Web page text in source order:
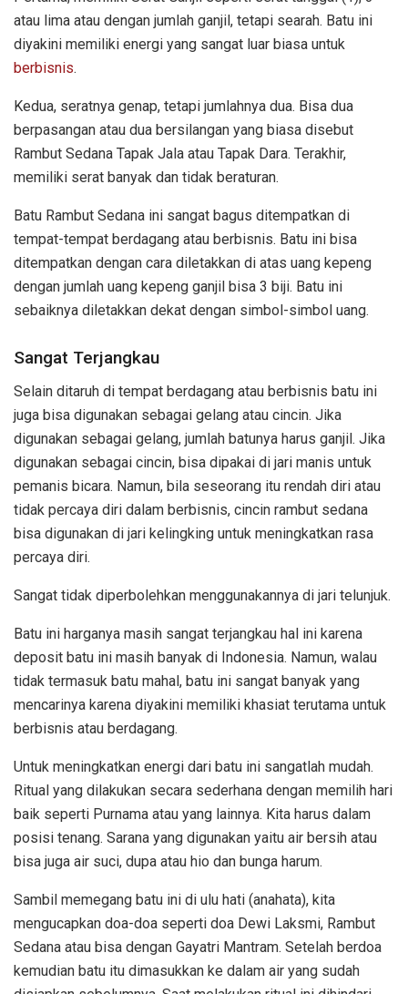
atau lima atau dengan jumlah ganjil, tetapi searah. Batu ini
diyakini memiliki energi yang sangat luar biasa untuk
berbisnis.
Kedua, seratnya genap, tetapi jumlahnya dua. Bisa dua
berpasangan atau dua bersilangan yang biasa disebut
Rambut Sedana Tapak Jala atau Tapak Dara. Terakhir,
memiliki serat banyak dan tidak beraturan.
Batu Rambut Sedana ini sangat bagus ditempatkan di
tempat-tempat berdagang atau berbisnis. Batu ini bisa
ditempatkan dengan cara diletakkan di atas uang kepeng
dengan jumlah uang kepeng ganjil bisa 3 biji. Batu ini
sebaiknya diletakkan dekat dengan simbol-simbol uang.
Sangat Terjangkau
Selain ditaruh di tempat berdagang atau berbisnis batu ini
juga bisa digunakan sebagai gelang atau cincin. Jika
digunakan sebagai gelang, jumlah batunya harus ganjil. Jika
digunakan sebagai cincin, bisa dipakai di jari manis untuk
pemanis bicara. Namun, bila seseorang itu rendah diri atau
tidak percaya diri dalam berbisnis, cincin rambut sedana
bisa digunakan di jari kelingking untuk meningkatkan rasa
percaya diri.
Sangat tidak diperbolehkan menggunakannya di jari telunjuk.
Batu ini harganya masih sangat terjangkau hal ini karena
deposit batu ini masih banyak di Indonesia. Namun, walau
tidak termasuk batu mahal, batu ini sangat banyak yang
mencarinya karena diyakini memiliki khasiat terutama untuk
berbisnis atau berdagang.
Untuk meningkatkan energi dari batu ini sangatlah mudah.
Ritual yang dilakukan secara sederhana dengan memilih hari
baik seperti Purnama atau yang lainnya. Kita harus dalam
posisi tenang. Sarana yang digunakan yaitu air bersih atau
bisa juga air suci, dupa atau hio dan bunga harum.
Sambil memegang batu ini di ulu hati (anahata), kita
mengucapkan doa-doa seperti doa Dewi Laksmi, Rambut
Sedana atau bisa dengan Gayatri Mantram. Setelah berdoa
kemudian batu itu dimasukkan ke dalam air yang sudah